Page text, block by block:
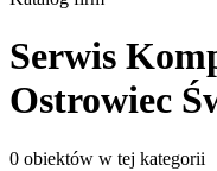
Serwis
Ostrowiec
0 obiektów w tej kategorii